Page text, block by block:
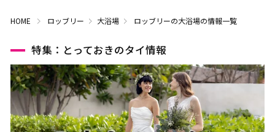
HOME ロッブリー 大浴場 ロッブリーの大浴場の情報一覧
特集：とっておきのタイ情報